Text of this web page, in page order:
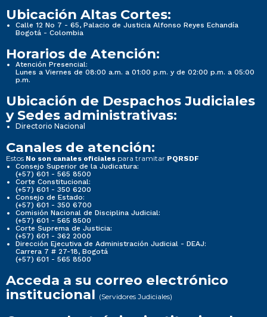
Ubicación Altas Cortes:
Calle 12 No 7 - 65, Palacio de Justicia Alfonso Reyes Echandía
Bogotá - Colombia
Horarios de Atención:
Atención Presencial:
Lunes a Viernes de 08:00 a.m. a 01:00 p.m. y de 02:00 p.m. a 05:00
p.m.
Ubicación de Despachos Judiciales
y Sedes administrativas:
Directorio Nacional
Canales de atención:
Estos No son canales oficiales para tramitar PQRSDF
Consejo Superior de la Judicatura:
(+57) 601 - 565 8500
Corte Constitucional:
(+57) 601 - 350 6200
Consejo de Estado:
(+57) 601 - 350 6700
Comisión Nacional de Disciplina Judicial:
(+57) 601 - 565 8500
Corte Suprema de Justicia:
(+57) 601 - 362 2000
Dirección Ejecutiva de Administración Judicial - DEAJ:
Carrera 7 # 27-18, Bogotá
(+57) 601 - 565 8500
Acceda a su correo electrónico
institucional (Servidores Judiciales)